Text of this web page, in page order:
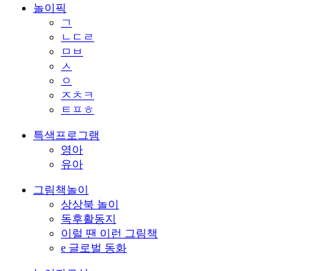
놀이픽
ㄱ
ㄴㄷㄹ
ㅁㅂ
ㅅ
ㅇ
ㅈㅊㅋ
ㅌㅍㅎ
특색프로그램
영아
유아
그림책놀이
상상북 놀이
독후활동지
이럴 땐 이런 그림책
e 글로벌 동화